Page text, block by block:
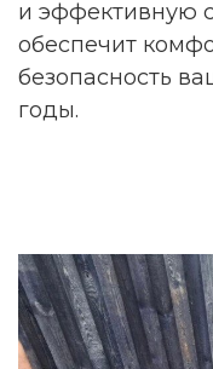
и эффективную
обеспечит
безопасность
годы.